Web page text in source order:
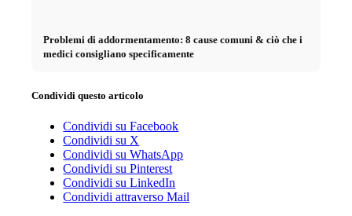
Problemi di addormentamento: 8 cause comuni & ciò che i
medici consigliano specificamente
Condividi questo articolo
Condividi su Facebook
Condividi su X
Condividi su WhatsApp
Condividi su Pinterest
Condividi su LinkedIn
Condividi attraverso Mail